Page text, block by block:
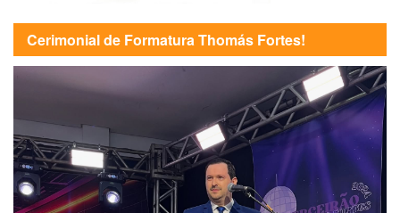
Cerimonial de Formatura Thomás Fortes!